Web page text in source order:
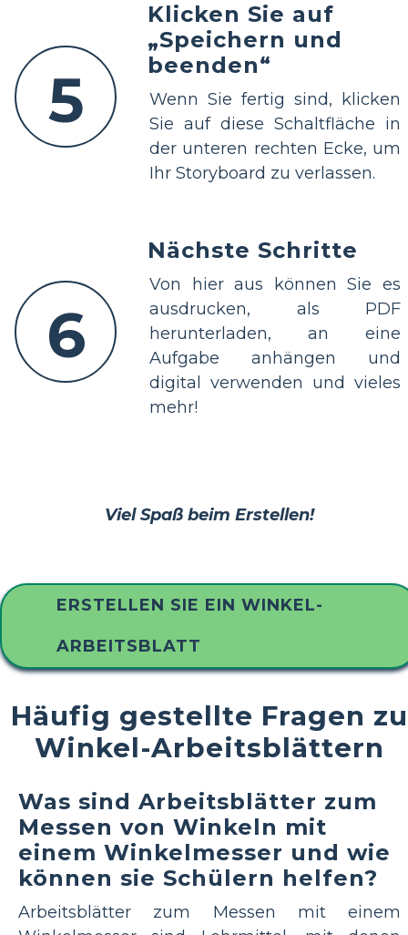
5
Klicken Sie auf
„Speichern und
beenden“
Wenn Sie fertig sind, klicken
Sie auf diese Schaltfläche in
der unteren rechten Ecke, um
Ihr Storyboard zu verlassen.
6
Nächste Schritte
Von hier aus können Sie es
ausdrucken, als PDF
herunterladen, an eine
Aufgabe anhängen und
digital verwenden und vieles
mehr!
Viel Spaß beim Erstellen!
ERSTELLEN SIE EIN WINKEL-
ARBEITSBLATT
Häufig gestellte Fragen zu
Winkel-Arbeitsblättern
Was sind Arbeitsblätter zum
Messen von Winkeln mit
einem Winkelmesser und wie
können sie Schülern helfen?
Arbeitsblätter zum Messen mit einem